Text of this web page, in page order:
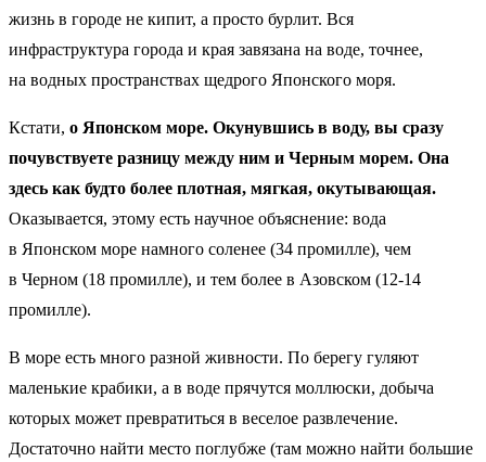
жизнь в городе не кипит, а просто бурлит. Вся
инфраструктура города и края завязана на воде, точнее,
на водных пространствах щедрого Японского моря.
Кстати, о Японском море. Окунувшись в воду, вы сразу
почувствуете разницу между ним и Черным морем. Она
здесь как будто более плотная, мягкая, окутывающая.
Оказывается, этому есть научное объяснение: вода
в Японском море намного соленее (34 промилле), чем
в Черном (18 промилле), и тем более в Азовском (12-14
промилле).
В море есть много разной живности. По берегу гуляют
маленькие крабики, а в воде прячутся моллюски, добыча
которых может превратиться в веселое развлечение.
Достаточно найти место поглубже (там можно найти большие